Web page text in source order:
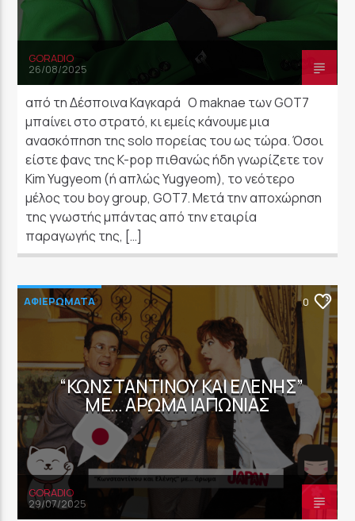
GORADIO
26/08/2025
από τη Δέσποινα Καγκαρά O maknae των GOT7
μπαίνει στο στρατό, κι εμείς κάνουμε μια
ανασκόπηση της solo πορείας του ως τώρα. Όσοι
είστε φανς της K-pop πιθανώς ήδη γνωρίζετε τον
Kim Yugyeom (ή απλώς Yugyeom), το νεότερο
μέλος του boy group, GOT7. Μετά την αποχώρηση
της γνωστής μπάντας από την εταιρία
παραγωγής της, […]
ΑΦΙΕΡΩΜΑΤΑ 0
“ΚΩΝΣΤΑΝΤΊΝΟΥ ΚΑΙ ΕΛΈΝΗΣ”
ΜΕ… ΆΡΩΜΑ ΙΑΠΩΝΊΑΣ
GORADIO
29/07/2025